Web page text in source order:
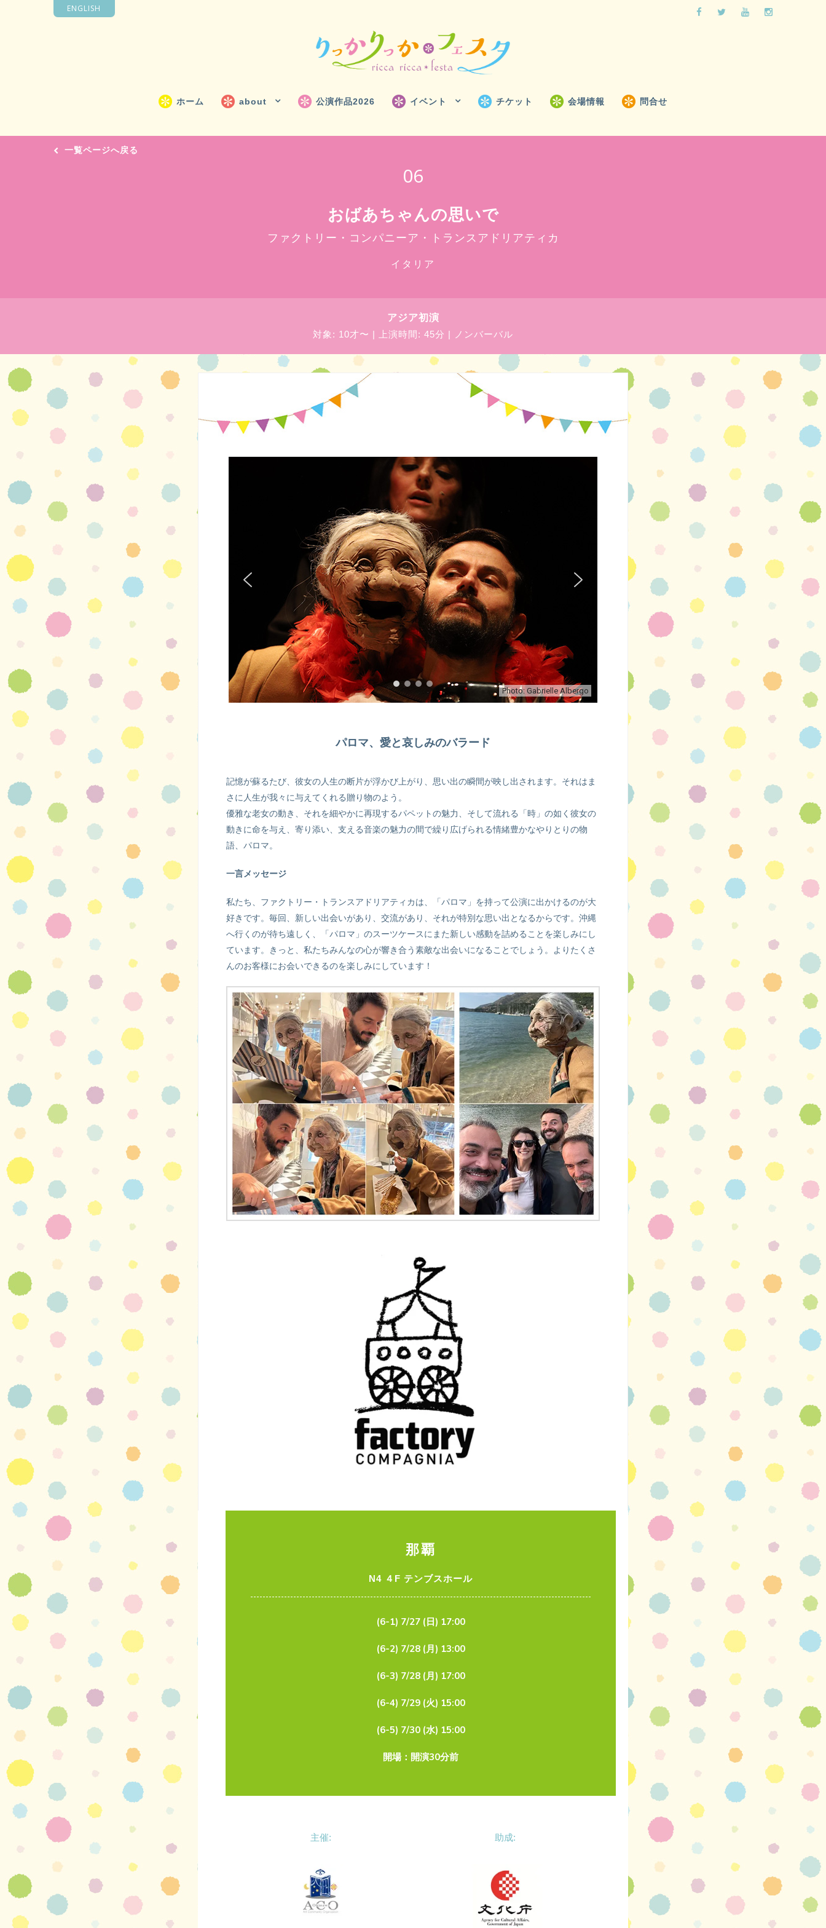
ENGLISH
ホーム about 公演作品2026 イベント チケット 会場情報 問合せ
一覧ページへ戻る
06
おばあちゃんの思いで
ファクトリー・コンパニーア・トランスアドリアティカ
イタリア
アジア初演
対象: 10才〜 | 上演時間: 45分 | ノンバーバル
Photo: Gabrielle Albergo
パロマ、愛と哀しみのバラード
記憶が蘇るたび、彼女の人生の断片が浮かび上がり、思い出の瞬間が映し出されます。それはま
さに人生が我々に与えてくれる贈り物のよう。
優雅な老女の動き、それを細やかに再現するパペットの魅力、そして流れる「時」の如く彼女の
動きに命を与え、寄り添い、支える音楽の魅力の間で繰り広げられる情緒豊かなやりとりの物
語、パロマ。
一言メッセージ
私たち、ファクトリー・トランスアドリアティカは、「パロマ」を持って公演に出かけるのが大
好きです。毎回、新しい出会いがあり、交流があり、それが特別な思い出となるからです。沖縄
へ行くのが待ち遠しく、「パロマ」のスーツケースにまた新しい感動を詰めることを楽しみにし
ています。きっと、私たちみんなの心が響き合う素敵な出会いになることでしょう。よりたくさ
んのお客様にお会いできるのを楽しみにしています！
那覇
N4 ４F テンブスホール
(6-1) 7/27 (日) 17:00
(6-2) 7/28 (月) 13:00
(6-3) 7/28 (月) 17:00
(6-4) 7/29 (火) 15:00
(6-5) 7/30 (水) 15:00
開場：開演30分前
主催: 助成: